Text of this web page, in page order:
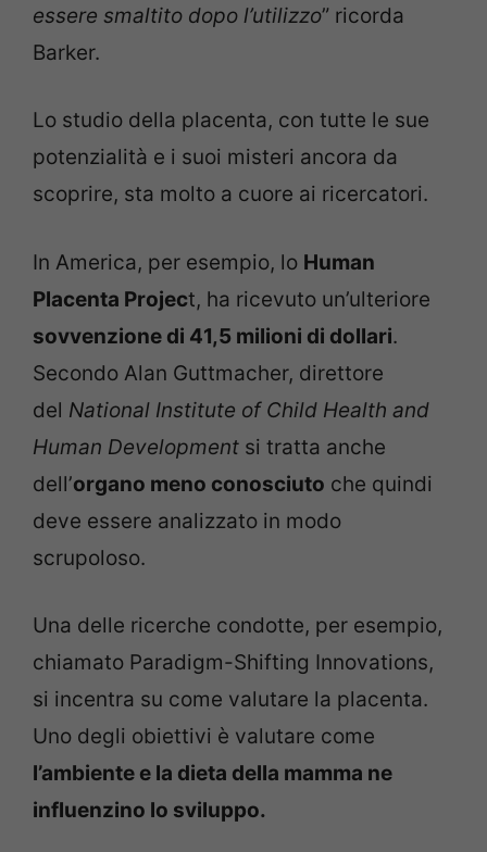
essere smaltito dopo l’utilizzo” ricorda
Barker.
Lo studio della placenta, con tutte le sue
potenzialità e i suoi misteri ancora da
scoprire, sta molto a cuore ai ricercatori.
In America, per esempio, lo Human
Placenta Project, ha ricevuto un’ulteriore
sovvenzione di 41,5 milioni di dollari.
Secondo Alan Guttmacher, direttore
del National Institute of Child Health and
Human Development si tratta anche
dell’organo meno conosciuto che quindi
deve essere analizzato in modo
scrupoloso.
Una delle ricerche condotte, per esempio,
chiamato Paradigm-Shifting Innovations,
si incentra su come valutare la placenta.
Uno degli obiettivi è valutare come
l’ambiente e la dieta della mamma ne
influenzino lo sviluppo.